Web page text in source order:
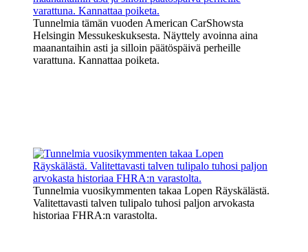
Tunnelmia tämän vuoden American CarShowsta
Helsingin Messukeskuksesta. Näyttely avoinna aina
maanantaihin asti ja silloin päätöspäivä perheille
varattuna. Kannattaa poiketa.
Tunnelmia vuosikymmenten takaa Lopen Räyskälästä.
Valitettavasti talven tulipalo tuhosi paljon arvokasta
historiaa FHRA:n varastolta.